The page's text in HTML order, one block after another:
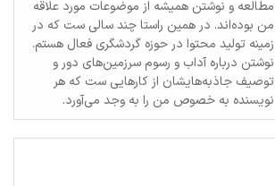
مطالعه و نوشتن همیشه از موضوعات مورد علاقه
من بوده‌اند. در همین راستا چند سالی ست که در
زمینه تولید محتوا در حوزه گردشگری فعال هستم.
نوشتن درباره آداب و رسوم سرزمین‌های دور و
توصیف جاذبه‌هایشان از کارهایی ست که هر
نویسنده به خصوص من را به وجد می‌آورد.